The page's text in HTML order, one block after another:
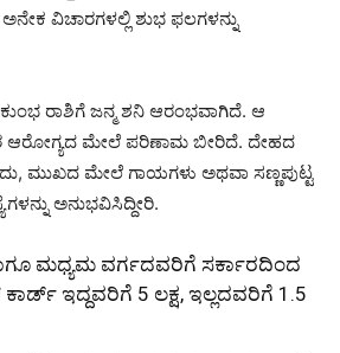
ವಿಚಾರಗಳಲ್ಲಿ ಶುಭ ಫಲಗಳನ್ನು
ರಾಶಿಗೆ ಜನ್ಮ ಶನಿ ಆರಂಭವಾಗಿದೆ. ಆ
ಮೇಲೆ ಪರಿಣಾಮ ಬೀರಿದೆ. ದೇಹದ
ಮುಖದ ಮೇಲೆ ಗಾಯಗಳು ಅಥವಾ ಸಣ್ಣಪುಟ್ಟ
ಅನುಭವಿಸಿದ್ದೀರಿ.
ಮಧ್ಯಮ ವರ್ಗದವರಿಗೆ ಸರ್ಕಾರದಿಂದ
ಇದ್ದವರಿಗೆ 5 ಲಕ್ಷ, ಇಲ್ಲದವರಿಗೆ 1.5